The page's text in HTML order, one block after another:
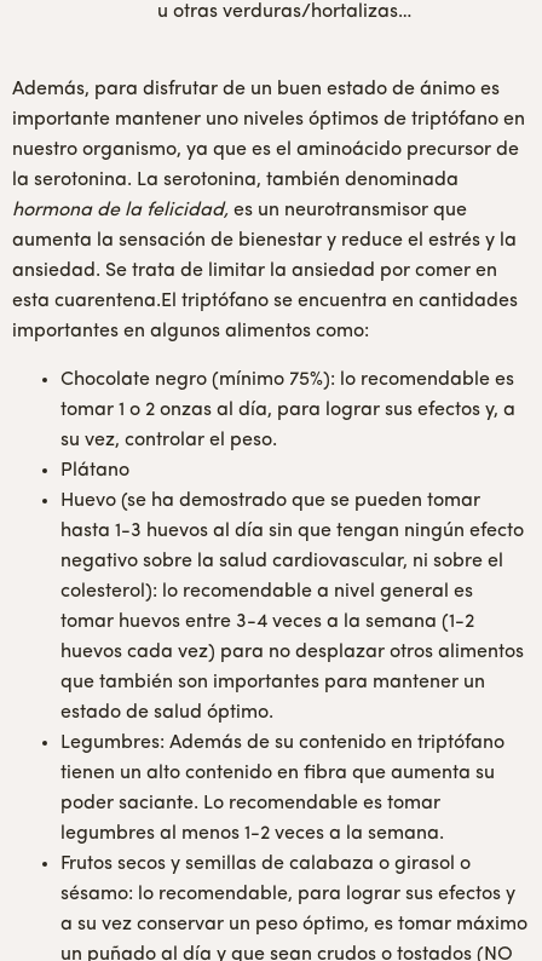
u otras verduras/hortalizas…
Además, para disfrutar de un buen estado de ánimo es
importante mantener uno niveles óptimos de triptófano en
nuestro organismo, ya que es el aminoácido precursor de
la serotonina. La serotonina, también denominada
hormona de la felicidad, es un neurotransmisor que
aumenta la sensación de bienestar y reduce el estrés y la
ansiedad. Se trata de limitar la ansiedad por comer en
esta cuarentena.El triptófano se encuentra en cantidades
importantes en algunos alimentos como:
Chocolate negro (mínimo 75%): lo recomendable es
tomar 1 o 2 onzas al día, para lograr sus efectos y, a
su vez, controlar el peso.
Plátano
Huevo (se ha demostrado que se pueden tomar
hasta 1-3 huevos al día sin que tengan ningún efecto
negativo sobre la salud cardiovascular, ni sobre el
colesterol): lo recomendable a nivel general es
tomar huevos entre 3-4 veces a la semana (1-2
huevos cada vez) para no desplazar otros alimentos
que también son importantes para mantener un
estado de salud óptimo.
Legumbres: Además de su contenido en triptófano
tienen un alto contenido en fibra que aumenta su
poder saciante. Lo recomendable es tomar
legumbres al menos 1-2 veces a la semana.
Frutos secos y semillas de calabaza o girasol o
sésamo: lo recomendable, para lograr sus efectos y
a su vez conservar un peso óptimo, es tomar máximo
un puñado al día y que sean crudos o tostados (NO